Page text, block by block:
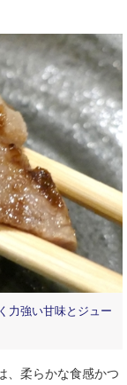
力強い甘味とジュー
、柔らかな食感かつ